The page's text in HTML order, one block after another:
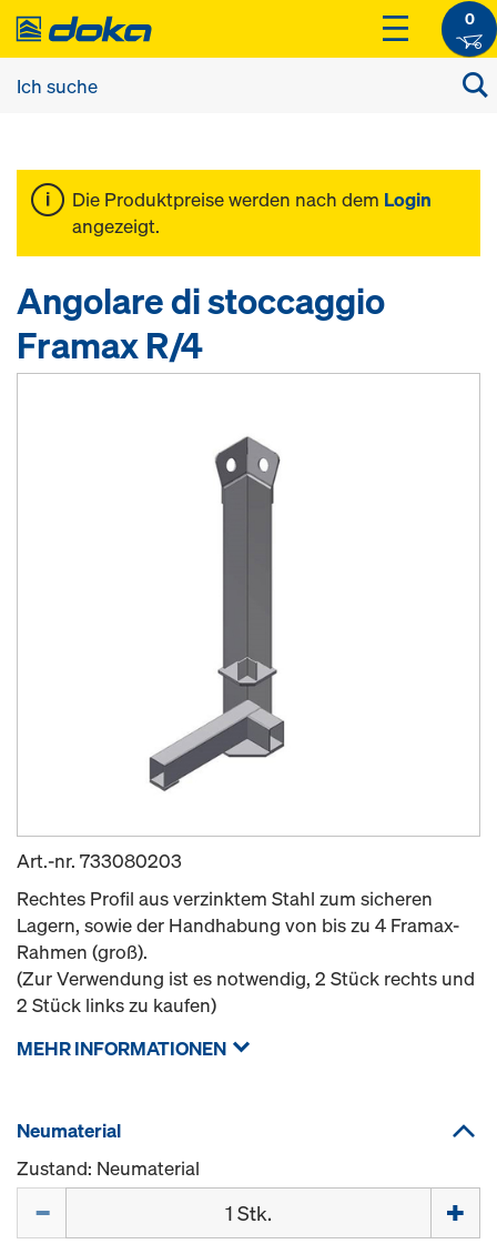
0
Die Produktpreise werden nach dem Login
angezeigt.
Angolare di stoccaggio
Framax R/4
Art.-nr. 733080203
Rechtes Profil aus verzinktem Stahl zum sicheren
Lagern, sowie der Handhabung von bis zu 4 Framax-
Rahmen (groß).
(Zur Verwendung ist es notwendig, 2 Stück rechts und
2 Stück links zu kaufen)
MEHR INFORMATIONEN
Neumaterial
Zustand: Neumaterial